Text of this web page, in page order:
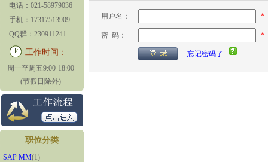
电话：021-58979036
手机：17317513909
QQ群：230911241
工作时间：
周一至周五9:00-18:00
(节假日除外)
职位分类
SAP MM(1)
用户名： *
密 码： *
忘记密码了